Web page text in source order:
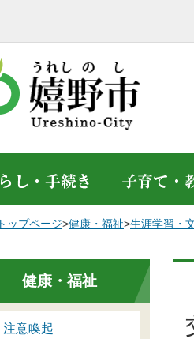
トップページ>健康・福祉>生涯学習・
健康・福祉
注意喚起